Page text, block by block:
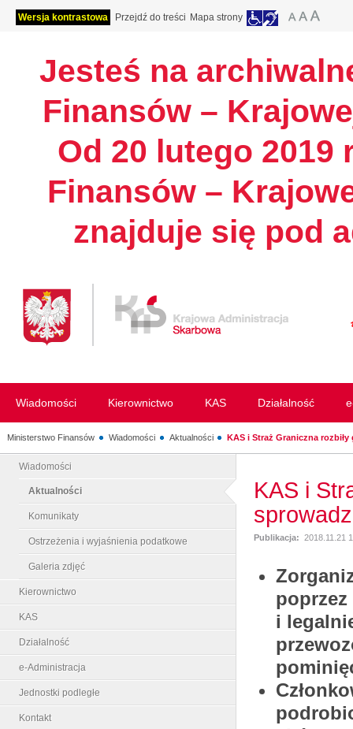
Wersja kontrastowa Przejdź do treści Mapa strony
Jesteś na
Finansów –
Od 20 lutego 2019
Finansów –
znajduje się pod
Wiadomości Kierownictwo KAS Działalność
Ministerstwo Finansów Wiadomości Aktualności KAS i Straż Graniczna rozbiły
Wiadomości
Aktualności
Komunikaty
Ostrzeżenia i wyjaśnienia podatkowe
Galeria zdjęć
Kierownictwo
KAS
Działalność
e-Administracja
Jednostki podległe
Kontakt
KAS i
Publikacja: 2018.11.21
i